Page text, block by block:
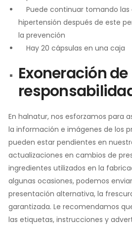
Puede continuar tomando las
hipertensión después de este
la prevención
Hay 20 cápsulas en una caja
Exoneración de
En halnatur, nos esforzamos para
la información e imágenes de los
pueden estar pendientes en
actualizaciones en cambios de
ingredientes utilizados en la
algunas ocasiones, podemos
presentación alternativa, la
garantizada. Le recomendamos
las etiquetas, instrucciones y